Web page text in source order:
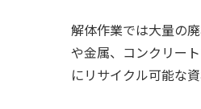
解体作業では大量の
や金属、コンクリー
にリサイクル可能な